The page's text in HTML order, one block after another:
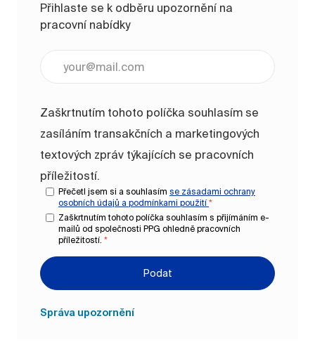
Přihlaste se k odběru upozornění na
pracovní nabídky
Zaškrtnutím tohoto políčka souhlasím se
zasíláním transakčních a marketingových
textových zpráv týkajících se pracovních
příležitostí.
Přečetl jsem si a souhlasím se zásadami ochrany
osobních údajů a podmínkami použití *
Zaškrtnutím tohoto políčka souhlasím s přijímáním e-
mailů od společnosti PPG ohledně pracovních
příležitostí. *
Podat
Správa upozornění